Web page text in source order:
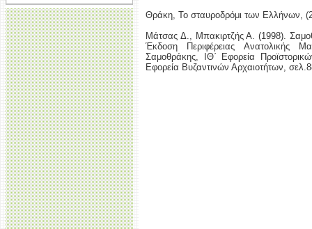
Θράκη, Το σταυροδρόμι των Ελλήνων,
Μάτσας Δ., Μπακιρτζής Α. (1998).
Έκδοση Περιφέρειας Ανατολικής
Σαμοθράκης, ΙΘ΄ Εφορεία
Εφορεία Βυζαντινών Αρχαιοτήτων,